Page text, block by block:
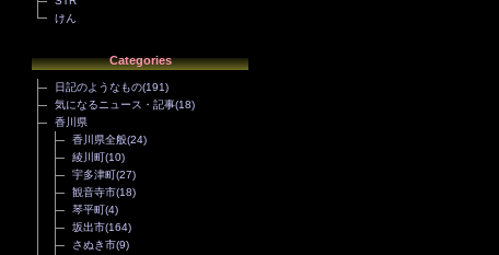
けん
Categories
日記のようなもの(191)
気になるニュース・記事(18)
香川県
香川県全般(24)
綾川町(10)
宇多津町(27)
観音寺市(18)
琴平町(4)
坂出市(164)
さぬき市(9)